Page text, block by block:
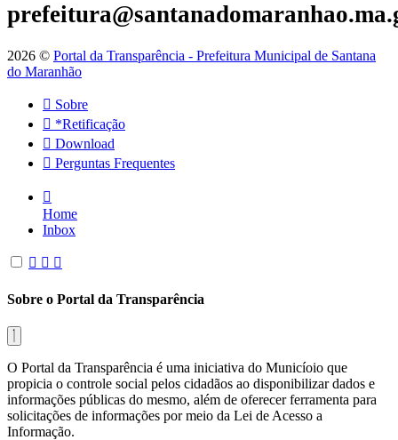
2026 © Portal da Transparência - Prefeitura Municipal de Santana
do Maranhão
Sobre
*Retificação
Download
Perguntas Frequentes
Home
Inbox
Sobre o Portal da Transparência
O Portal da Transparência é uma iniciativa do Municíoio que
propicia o controle social pelos cidadãos ao disponibilizar dados e
informações públicas do mesmo, além de oferecer ferramenta para
solicitações de informações por meio da Lei de Acesso a
Informação.